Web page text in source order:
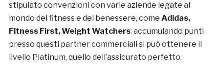
stipulato convenzioni con varie aziende legate al
mondo del fitness e del benessere, come Adidas,
Fitness First, Weight Watchers: accumulando punti
presso questi partner commerciali si può ottenere il
livello Platinum, quello dell’assicurato perfetto.